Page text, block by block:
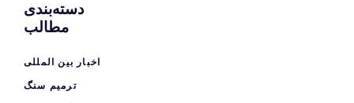
دسته‌بندی
مطالب
اخبار بین المللی
ترمیم سنگ